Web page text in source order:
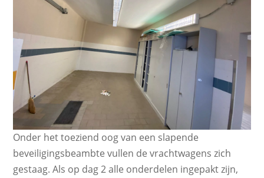
Onder het toeziend oog van een slapende
beveiligingsbeambte vullen de vrachtwagens zich
gestaag. Als op dag 2 alle onderdelen ingepakt zijn,